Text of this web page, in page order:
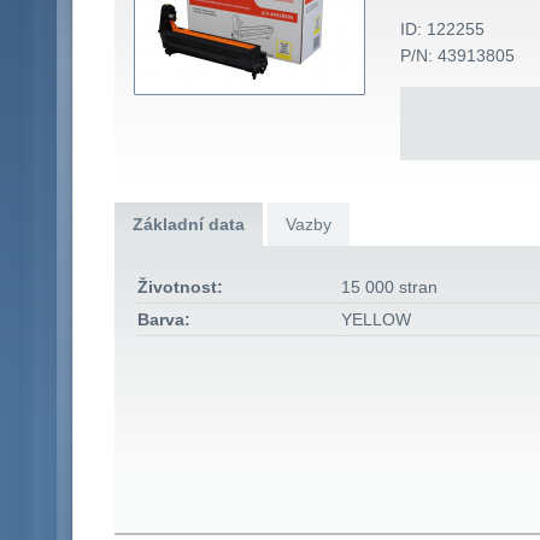
ID: 122255
P/N: 43913805
Základní data Vazby
Životnost:
15 000 stran
Barva:
YELLOW